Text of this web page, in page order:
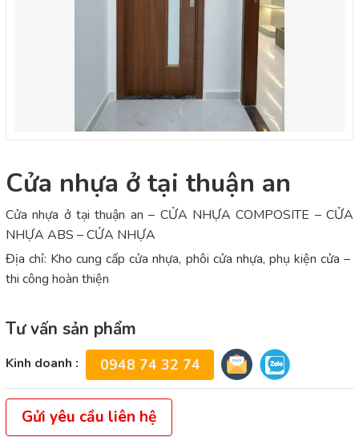
Cửa nhựa ở tại thuận an
Cửa nhựa ở tại thuận an – CỬA NHỰA COMPOSITE – CỬA
NHỰA ABS – CỬA NHỰA
Địa chỉ: Kho cung cấp cửa nhựa, phôi cửa nhựa, phụ kiện cửa –
thi công hoàn thiện
Tư vấn sản phẩm
Kinh doanh : 0948 74 32 74
Gửi yêu cầu liên hệ